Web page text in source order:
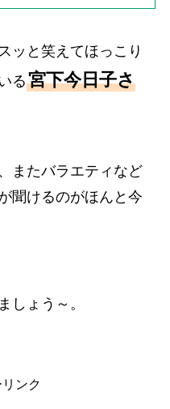
ッと笑えてほっこり
る宮下今日子さ
またバラエティなど
聞けるのがほんと今
しょう～。
ンク